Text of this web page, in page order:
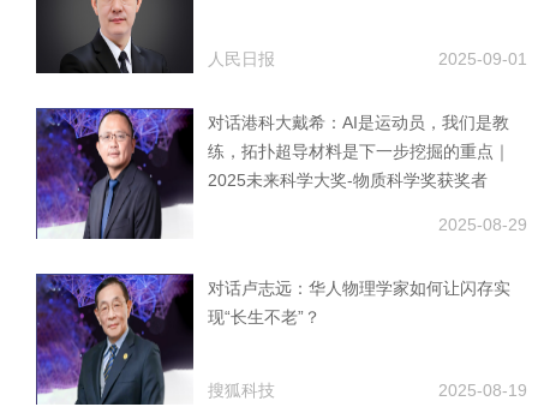
人民日报 2025-09-01
对话港科大戴希：AI是运动员，我们是教
练，拓扑超导材料是下一步挖掘的重点｜
2025未来科学大奖-物质科学奖获奖者
2025-08-29
对话卢志远：华人物理学家如何让闪存实
现“长生不老”？
搜狐科技 2025-08-19